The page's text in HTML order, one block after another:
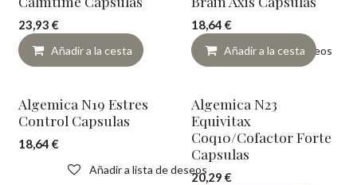
23,93 €
Añadir a la cesta Añadir a lista de deseos
18,64 €
Añadir a la cesta
Algemica N19 Estres
Control Capsulas
18,64 €
Añadir a lista de deseos
Algemica N23
Equivitax
Coq10/Cofactor Forte
Capsulas
20,29 €